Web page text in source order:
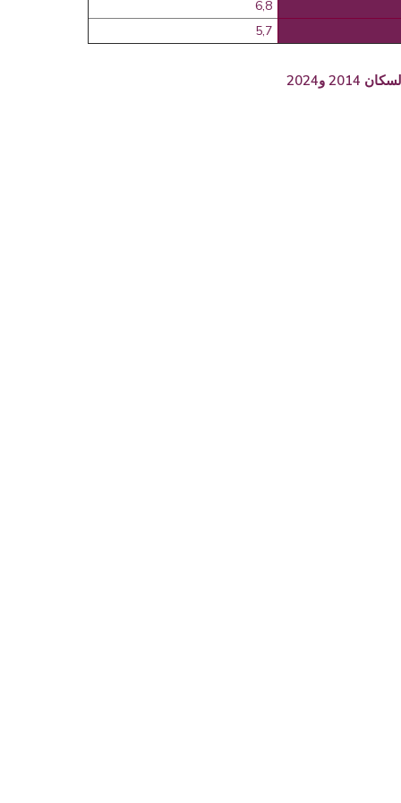
6,8
5,7
و2024